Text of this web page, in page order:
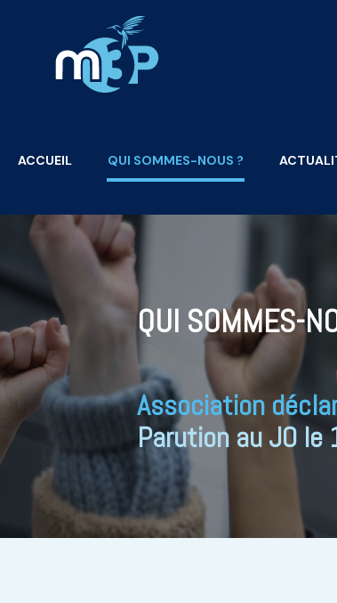
ACCUEIL QUI SOMMES-NOUS ?
QUI SOMMES-
Association
Parution au JO le